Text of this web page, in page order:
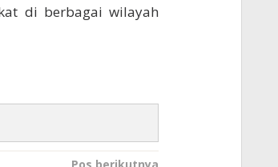
di berbagai wilayah